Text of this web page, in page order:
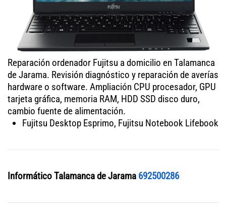
Reparación ordenador Fujitsu a domicilio en Talamanca
de Jarama. Revisión diagnóstico y reparación de averías
hardware o software. Ampliación CPU procesador, GPU
tarjeta gráfica, memoria RAM, HDD SSD disco duro,
cambio fuente de alimentación.
Fujitsu Desktop Esprimo, Fujitsu Notebook Lifebook
Informático Talamanca de Jarama 692500286